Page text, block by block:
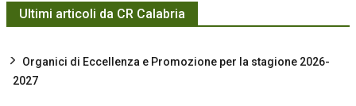
Ultimi articoli da CR Calabria
Organici di Eccellenza e Promozione per la stagione 2026-
2027